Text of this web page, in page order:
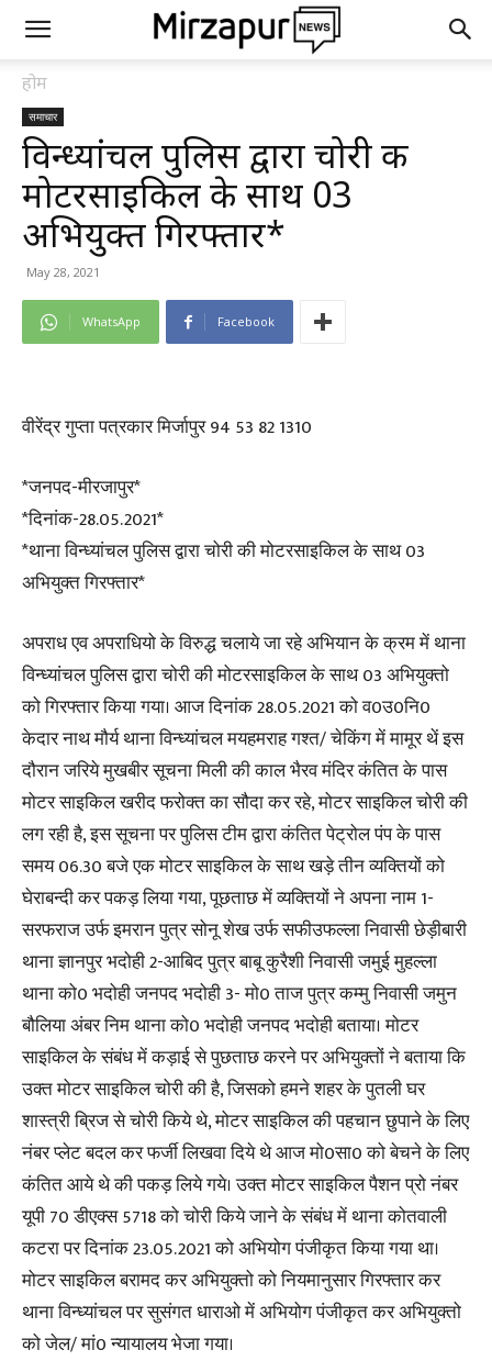
होम
समाचार
विन्ध्यांचल पुलिस द्वारा चोरी की
मोटरसाइकिल के साथ 03
अभियुक्त गिरफ्तार*
May 28, 2021
WhatsApp Facebook
वीरेंद्र गुप्ता पत्रकार मिर्जापुर 94 53 82 1310
*जनपद-मीरजापुर*
*दिनांक-28.05.2021*
*थाना विन्ध्यांचल पुलिस द्वारा चोरी की मोटरसाइकिल के साथ 03
अभियुक्त गिरफ्तार*
अपराध एव अपराधियो के विरुद्ध चलाये जा रहे अभियान के क्रम में थाना
विन्ध्यांचल पुलिस द्वारा चोरी की मोटरसाइकिल के साथ 03 अभियुक्तो
को गिरफ्तार किया गया। आज दिनांक 28.05.2021 को व0उ0नि0
केदार नाथ मौर्य थाना विन्ध्यांचल मयहमराह गश्त/ चेकिंग में मामूर थें इस
दौरान जरिये मुखबीर सूचना मिली की काल भैरव मंदिर कंतित के पास
मोटर साइकिल खरीद फरोक्त का सौदा कर रहे, मोटर साइकिल चोरी की
लग रही है, इस सूचना पर पुलिस टीम द्वारा कंतित पेट्रोल पंप के पास
समय 06.30 बजे एक मोटर साइकिल के साथ खड़े तीन व्यक्तियों को
घेराबन्दी कर पकड़ लिया गया, पूछताछ में व्यक्तियों ने अपना नाम 1-
सरफराज उर्फ इमरान पुत्र सोनू शेख उर्फ सफीउफल्ला निवासी छेड़ीबारी
थाना ज्ञानपुर भदोही 2-आबिद पुत्र बाबू कुरैशी निवासी जमुई मुहल्ला
थाना को0 भदोही जनपद भदोही 3- मो0 ताज पुत्र कम्मु निवासी जमुन
बौलिया अंबर निम थाना को0 भदोही जनपद भदोही बताया। मोटर
साइकिल के संबंध में कड़ाई से पुछताछ करने पर अभियुक्तों ने बताया कि
उक्त मोटर साइकिल चोरी की है, जिसको हमने शहर के पुतली घर
शास्त्री ब्रिज से चोरी किये थे, मोटर साइकिल की पहचान छुपाने के लिए
नंबर प्लेट बदल कर फर्जी लिखवा दिये थे आज मो0सा0 को बेचने के लिए
कंतित आये थे की पकड़ लिये गये। उक्त मोटर साइकिल पैशन प्रो नंबर
यूपी 70 डीएक्स 5718 को चोरी किये जाने के संबंध में थाना कोतवाली
कटरा पर दिनांक 23.05.2021 को अभियोग पंजीकृत किया गया था।
मोटर साइकिल बरामद कर अभियुक्तो को नियमानुसार गिरफ्तार कर
थाना विन्ध्यांचल पर सुसंगत धाराओ में अभियोग पंजीकृत कर अभियुक्तो
को जेल/ मां0 न्यायालय भेजा गया।